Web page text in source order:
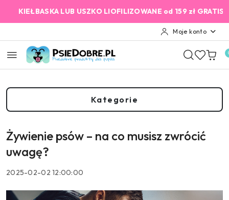
Przejdź do treści głównej
Przejdź do wyszukiwarki
Przejdź do moje konto
Przejdź do menu głównego
Przejdź do stopki
LUB USZKO LIOFILIZOWANE od 159 zł GRATIS! 2%
Moje konto
Kategorie
Żywienie psów – na co musisz zwrócić
uwagę?
2025-02-02 12:00:00